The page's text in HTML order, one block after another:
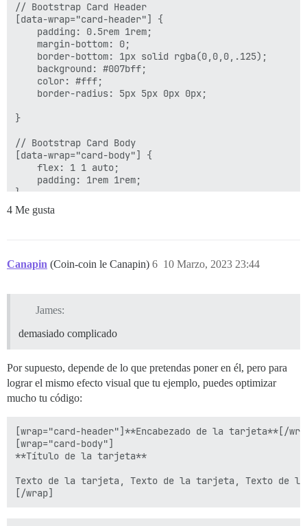
// Bootstrap Card Header
[data-wrap="card-header"] {
    padding: 0.5rem 1rem;
    margin-bottom: 0;
    border-bottom: 1px solid rgba(0,0,0,.125);
    background: #007bff;
    color: #fff;
    border-radius: 5px 5px 0px 0px;
}
// Bootstrap Card Body
[data-wrap="card-body"] {
    flex: 1 1 auto;
    padding: 1rem 1rem;
}
// Bootstrap Card Title
    margin-top: 0;
    margin-bottom: 1rem;
4 Me gusta
Canapin (Coin-coin le Canapin) 10 Marzo, 2023 23:44
6
James:
demasiado complicado
Por supuesto, depende de lo que pretendas poner en él, pero para
lograr el mismo efecto visual que tu ejemplo, puedes optimizar
mucho tu código:
[wrap="card-header"]**Encabezado de la tarjeta**[/
[wrap="card-body"]
**Título de la tarjeta**
Texto de la tarjeta, Texto de la tarjeta, Texto de